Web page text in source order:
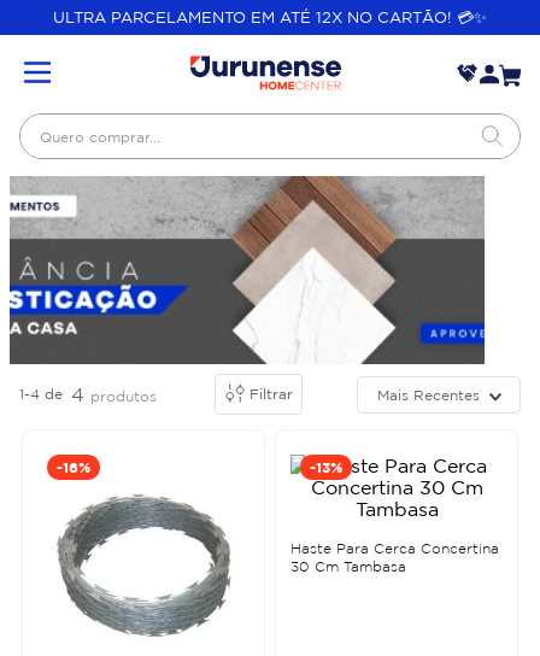
ULTRA PARCELAMENTO EM ATÉ 12X NO CARTÃO! 💳✨
Quero comprar...
1-4 de 4 produtos Filtrar Mais Recentes
-16% -13%
Haste Para Cerca Concertina
30 Cm Tambasa